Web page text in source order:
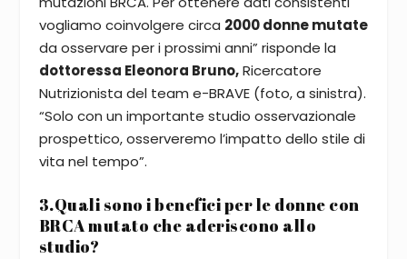
vogliamo coinvolgere circa 2000 donne mutate
da osservare per i prossimi anni” risponde la
dottoressa Eleonora Bruno,Ricercatore
Nutrizionista del team e-BRAVE (foto, a sinistra).
“Solo con un importante studio osservazionale
prospettico, osserveremo l’impatto dello stile di
vita nel tempo”.
3.Quali sono i benefici per le donne con
BRCA mutato che aderiscono allo
studio?